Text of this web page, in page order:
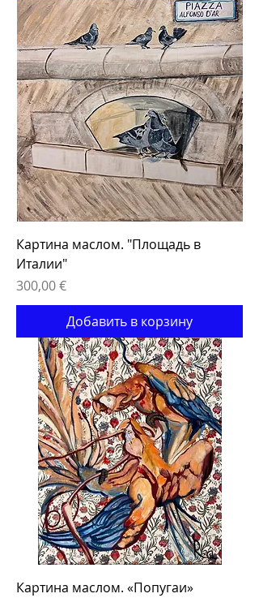
Картина маслом. "Площадь в
Италии"
Цена
300,00 €
Добавить в корзину
Картина маслом. «Попугаи»